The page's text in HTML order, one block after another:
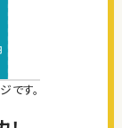
です。